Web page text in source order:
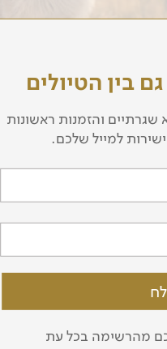
בין הטיולים
שגרתיים והזמנות ראשונות
למייל שלכם.
מהרשימה בכל עת